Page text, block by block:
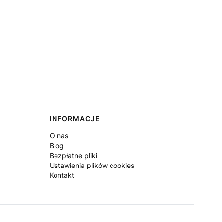
INFORMACJE
O nas
Blog
Bezpłatne pliki
Ustawienia plików cookies
Kontakt